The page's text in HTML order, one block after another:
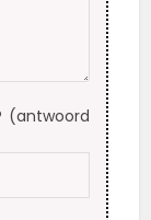
(antwoord